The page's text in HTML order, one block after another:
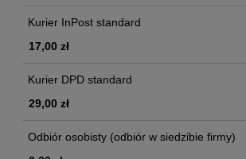
Kurier InPost standard
17,00 zł
Kurier DPD standard
29,00 zł
Odbiór osobisty (odbiór w siedzibie firmy)